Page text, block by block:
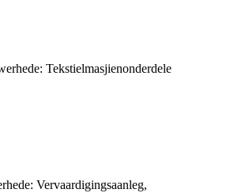
Tekstielmasjienonderdele
Vervaardigingsaanleg,